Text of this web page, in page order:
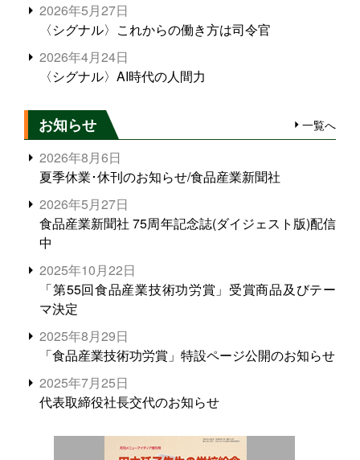
2026年5月27日
〈シグナル〉これからの働き方は司令官
2026年4月24日
〈シグナル〉AI時代の人間力
お知らせ 一覧へ
2026年8月6日
夏季休業･休刊のお知らせ/食品産業新聞社
2026年5月27日
食品産業新聞社 75周年記念誌(ダイジェスト版)配信
中
2025年10月22日
「第55回食品産業技術功労賞」受賞商品及びテー
マ決定
2025年8月29日
「食品産業技術功労賞」特設ページ公開のお知らせ
2025年7月25日
代表取締役社長交代のお知らせ